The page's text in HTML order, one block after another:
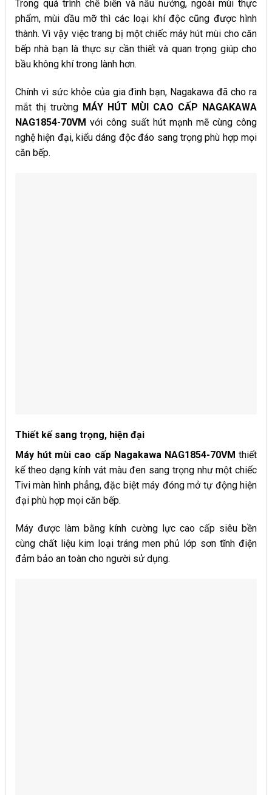
Trong quá trình chế biến và nấu nướng, ngoài mùi thực
phẩm, mùi dầu mỡ thì các loại khí độc cũng được hình
thành. Vì vậy việc trang bị một chiếc máy hút mùi cho căn
bếp nhà bạn là thực sự cần thiết và quan trọng giúp cho
bầu không khí trong lành hơn.
Chính vì sức khỏe của gia đình bạn, Nagakawa đã cho ra
mắt thị trường MÁY HÚT MÙI CAO CẤP NAGAKAWA
NAG1854-70VM với công suất hút mạnh mẽ cùng công
nghệ hiện đại, kiểu dáng độc đáo sang trọng phù hợp mọi
căn bếp.
Thiết kế sang trọng, hiện đại
Máy hút mùi cao cấp Nagakawa NAG1854-70VM thiết
kế theo dạng kính vát màu đen sang trọng như một chiếc
Tivi màn hình phẳng, đặc biệt máy đóng mở tự động hiện
đại phù hợp mọi căn bếp.
Máy được làm bằng kính cường lực cao cấp siêu bền
cùng chất liệu kim loại tráng men phủ lớp sơn tĩnh điện
đảm bảo an toàn cho người sử dụng.